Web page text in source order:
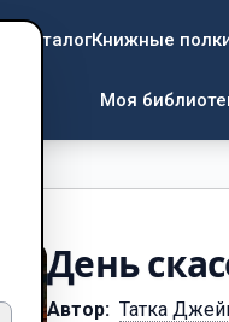
КаталогКнижные
Моя
День
Автор: Татка